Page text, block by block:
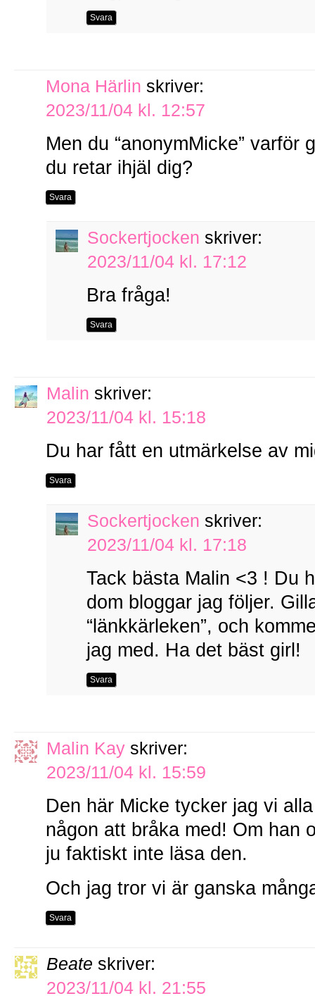
Svara
Mona Härlin skriver:
2023/11/04 kl. 12:57
Men du “anonymMicke” varför
du retar ihjäl dig?
Svara
Sockertjocken skriver:
2023/11/04 kl. 17:12
Bra fråga!
Svara
Malin skriver:
2023/11/04 kl. 15:18
Du har fått en utmärkelse av
Svara
Sockertjocken skriver:
2023/11/04 kl. 17:18
Tack bästa Malin <3 ! Du
dom bloggar jag följer.
“länkkärleken”, och
jag med. Ha det bäst girl!
Svara
Malin Kay skriver:
2023/11/04 kl. 15:59
Den här Micke tycker jag vi
någon att bråka med! Om han
ju faktiskt inte läsa den.
Och jag tror vi är ganska
Svara
Beate skriver:
2023/11/04 kl. 21:55